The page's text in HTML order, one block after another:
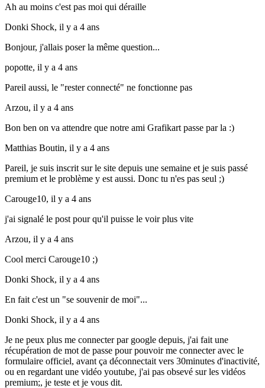
Ah au moins c'est pas moi qui déraille
Donki Shock, il y a 4 ans
Bonjour, j'allais poser la même question...
popotte, il y a 4 ans
Pareil aussi, le "rester connecté" ne fonctionne pas
Arzou, il y a 4 ans
Bon ben on va attendre que notre ami Grafikart passe par la :)
Matthias Boutin, il y a 4 ans
Pareil, je suis inscrit sur le site depuis une semaine et je suis passé
premium et le problème y est aussi. Donc tu n'es pas seul ;)
Carouge10, il y a 4 ans
j'ai signalé le post pour qu'il puisse le voir plus vite
Arzou, il y a 4 ans
Cool merci Carouge10 ;)
Donki Shock, il y a 4 ans
En fait c'est un "se souvenir de moi"...
Donki Shock, il y a 4 ans
Je ne peux plus me connecter par google depuis, j'ai fait une
récupération de mot de passe pour pouvoir me connecter avec le
formulaire officiel, avant ça déconnectait vers 30minutes d'inactivité,
ou en regardant une vidéo youtube, j'ai pas obsevé sur les vidéos
premium;, je teste et je vous dit.